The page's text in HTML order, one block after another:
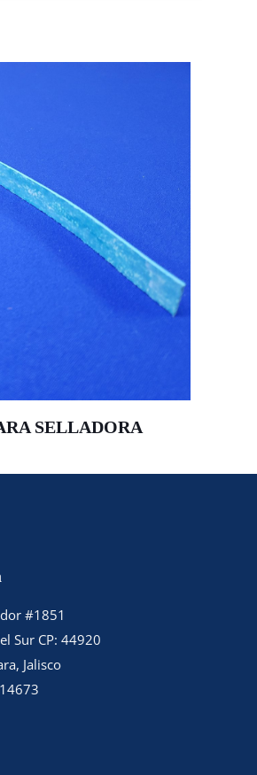
SELLADORA
#1851
Sur CP: 44920
Jalisco